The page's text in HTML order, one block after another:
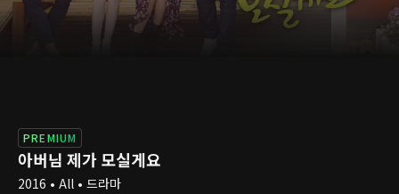
PREMIUM
아버님 제가 모실게요
2016 • All • 드라마